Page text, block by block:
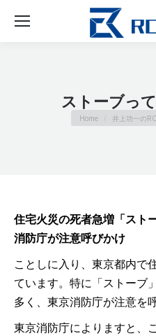
ストーブっ
You are here:
Home 井上功一の
住宅火災の死者急増「スト
消防庁が注意呼びかけ
ことしに入り、東京都内で
ています。特に「ストーブ
多く、東京消防庁が注意を
東京消防庁によりますと、